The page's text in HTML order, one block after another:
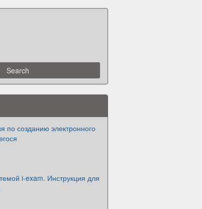
по созданию электронного
i-exam. Инструкция для